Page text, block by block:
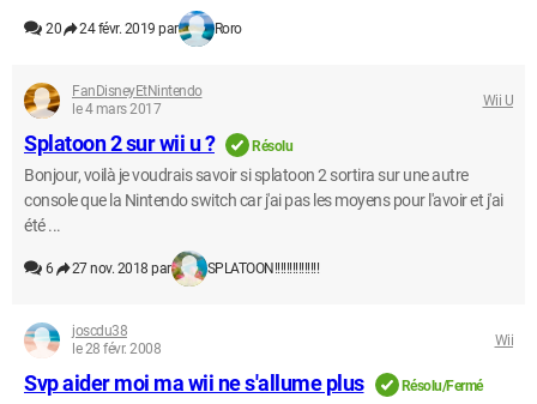
20 24 févr. 2019 par Roro
FanDisneyEtNintendo
le 4 mars 2017
Wii U
Splatoon 2 sur wii u ? Résolu
Bonjour, voilà je voudrais savoir si splatoon 2 sortira sur une autre
console que la Nintendo switch car j'ai pas les moyens pour l'avoir et j'ai
été ...
6 27 nov. 2018 par SPLATOON!!!!!!!!!!!!!!!
joscdu38
le 28 févr. 2008
Wii
Svp aider moi ma wii ne s'allume plus Résolu/Fermé